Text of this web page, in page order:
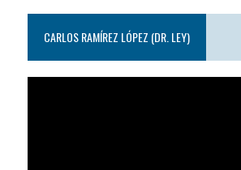
CARLOS RAMÍREZ LÓPEZ (DR. LEY)